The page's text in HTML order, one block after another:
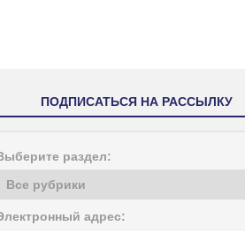
ПОДПИСАТЬСЯ НА РАССЫЛКУ
раздел:
адрес: